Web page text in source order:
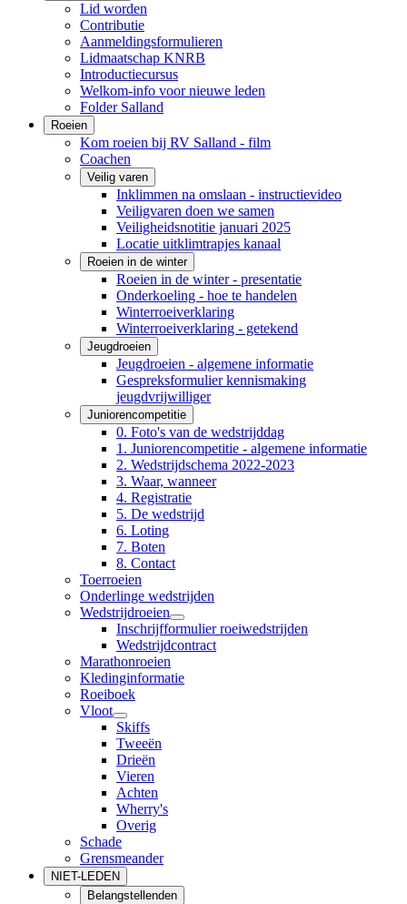
Lid worden
Contributie
Aanmeldingsformulieren
Lidmaatschap KNRB
Introductiecursus
Welkom-info voor nieuwe leden
Folder Salland
Roeien
Kom roeien bij RV Salland - film
Coachen
Veilig varen
Inklimmen na omslaan - instructievideo
Veiligvaren doen we samen
Veiligheidsnotitie januari 2025
Locatie uitklimtrapjes kanaal
Roeien in de winter
Roeien in de winter - presentatie
Onderkoeling - hoe te handelen
Winterroeiverklaring
Winterroeiverklaring - getekend
Jeugdroeien
Jeugdroeien - algemene informatie
Gespreksformulier kennismaking
jeugdvrijwilliger
Juniorencompetitie
0. Foto's van de wedstrijddag
1. Juniorencompetitie - algemene informatie
2. Wedstrijdschema 2022-2023
3. Waar, wanneer
4. Registratie
5. De wedstrijd
6. Loting
7. Boten
8. Contact
Toerroeien
Onderlinge wedstrijden
Wedstrijdroeien
Inschrijfformulier roeiwedstrijden
Wedstrijdcontract
Marathonroeien
Kledinginformatie
Roeiboek
Vloot
Skiffs
Tweeën
Drieën
Vieren
Achten
Wherry's
Overig
Schade
Grensmeander
NIET-LEDEN
Belangstellenden